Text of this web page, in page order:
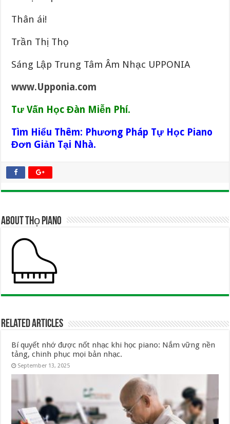
Thân ái!
Trần Thị Thọ
Sáng Lập Trung Tâm Âm Nhạc UPPONIA
www.Upponia.com
Tư Vấn Học Đàn Miễn Phí.
Tìm Hiểu Thêm: Phương Pháp Tự Học Piano
Đơn Giản Tại Nhà.
About Thọ Piano
Related Articles
Bí quyết nhớ được nốt nhạc khi học piano: Nắm vững nền
tảng, chinh phục mọi bản nhạc.
September 13, 2025